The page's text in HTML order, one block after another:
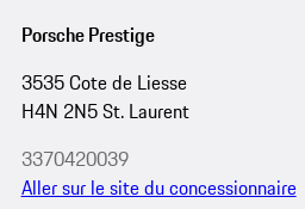
Porsche Prestige
3535 Cote de Liesse
H4N 2N5 St. Laurent
3370420039
Aller sur le site du concessionnaire